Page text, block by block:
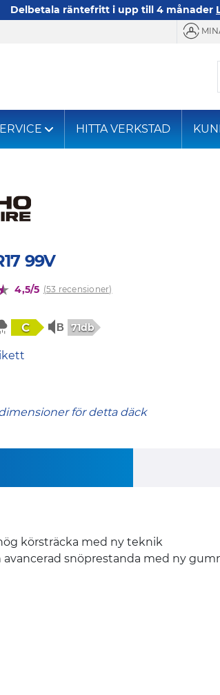
Delbetala räntefritt i upp till 4 månader
HITTA VERKSTAD
99V
4,5/5 (53 recensioner)
C 71db
för detta däck
körsträcka med ny teknik
snöprestanda med ny